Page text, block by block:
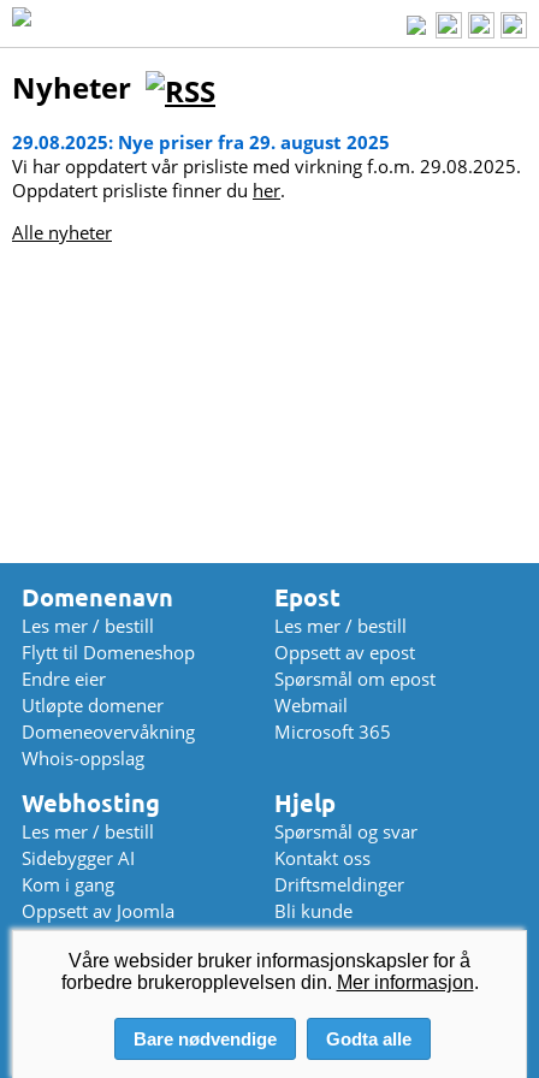
Nyheter
29.08.2025: Nye priser fra 29. august 2025
Vi har oppdatert vår prisliste med virkning f.o.m. 29.08.2025.
Oppdatert prisliste finner du her.
Alle nyheter
Domenenavn
Les mer / bestill
Flytt til Domeneshop
Endre eier
Utløpte domener
Domeneovervåkning
Whois-oppslag
Epost
Les mer / bestill
Oppsett av epost
Spørsmål om epost
Webmail
Microsoft 365
Webhosting
Les mer / bestill
Sidebygger AI
Kom i gang
Oppsett av Joomla
Oppsett av WordPress
Hjelp
Spørsmål og svar
Kontakt oss
Driftsmeldinger
Bli kunde
Prisliste
Chat (stengt) kundeservice@domeneshop.no
03333 (08-12 / 13-16)
© 2026 Domeneshop AS ·Om oss·
Våre websider bruker informasjonskapsler for å
forbedre brukeropplevelsen din. Mer informasjon.
Bare nødvendige Godta alle